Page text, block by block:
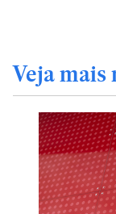
Veja mais